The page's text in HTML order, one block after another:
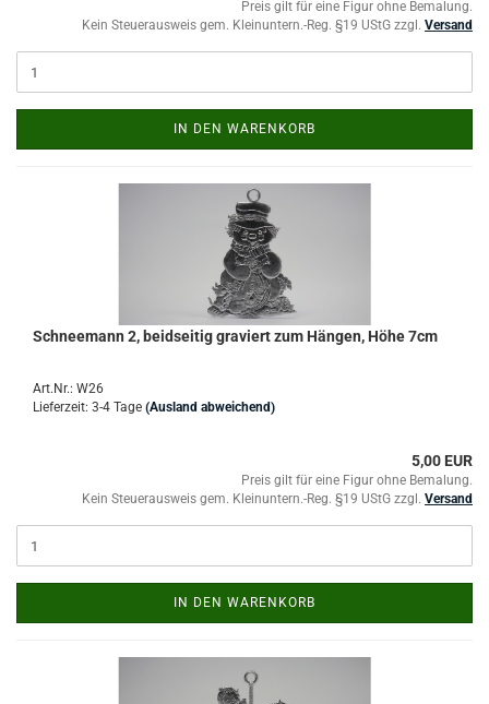
Preis gilt für eine Figur ohne Bemalung.
Kein Steuerausweis gem. Kleinuntern.-Reg. §19 UStG zzgl. Versand
IN DEN WARENKORB
Schneemann 2, beidseitig graviert zum Hängen, Höhe 7cm
Art.Nr.: W26
Lieferzeit: 3-4 Tage (Ausland abweichend)
5,00 EUR
Preis gilt für eine Figur ohne Bemalung.
Kein Steuerausweis gem. Kleinuntern.-Reg. §19 UStG zzgl. Versand
IN DEN WARENKORB